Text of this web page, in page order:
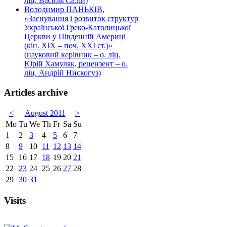
Володимир ПАНЬКІВ,
«Заснування і розвиток структур
Української Греко-Католицької
Церкви у Південній Америці
(кін. ХІХ – поч. ХХІ ст.)»
(науковий керівник – о. ліц.
Юрій Хамуляк, рецензент – о.
ліц. Андрій Нискогуз)
Articles archive
< August 2011
>
Mo Tu We Th Fr Sa Su
1
2 3 4 5 6
7
8
9 10 11 12 13 14
15
16 17 18 19 20 21
22
23 24 25 26 27 28
29 30 31
Visits